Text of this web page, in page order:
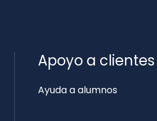
Apoyo a clientes
Ayuda a alumnos